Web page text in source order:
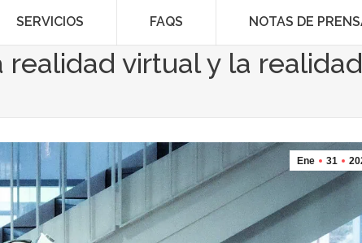
SERVICIOS FAQS NOTAS DE
virtual y la realidad
Ene 31